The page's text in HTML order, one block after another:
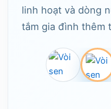
linh hoạt và dòng
tắm gia đình thêm